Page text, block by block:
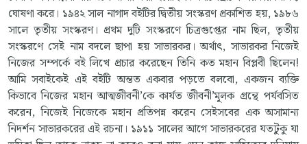
ঘোষণা করে। ১৯৪২ সাল নাগাদ বইটির দ্বিতীয় সংস্করণ প্রকাশিত হয়, ১৯৮৬
সালে তৃতীয় সংস্করণ। প্রথম দুটি সংস্করণে চিত্রগুপ্তের নাম ছিল, তৃতীয়
সংস্করণে সেই নাম বদলে ছাপা হয় সাভারকর। অর্থাৎ, সাভারকর নিজেই
নিজের সম্পর্কে বই লিখে প্রচার করেছেন তিনি কত মহান বিপ্লবী ছিলেন!
আমি সবাইকেই এই বইটি অন্তত একবার পড়তে বলবো, একজন ব্যক্তি
কিভাবে নিজের মহান আত্মজীবনী’কে কার্যত জীবনী’মূলক গ্রন্থে পর্যবসিত
করেন, নিজেই নিজেকে মহান প্রতিপন্ন করেন সেইসবের এক অসামান্য
নিদর্শন সাভারকরের এই রচনা। ১৯১১ সালের আগে সাভারকরের যতটুকু যা